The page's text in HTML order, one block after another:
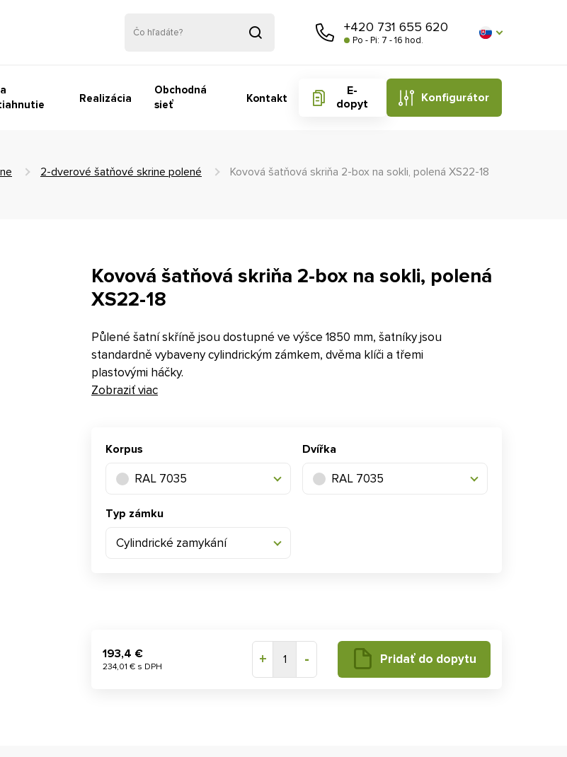
+420 731 655 620
Po - Pi: 7 - 16 hod.
Realizácia
Obchodná
sieť
Kontakt
E-
dopyt
Konfigurátor
2-dverové šatňové skrine polené Kovová šatňová skriňa 2-box na sokli, polená XS22-18
Kovová šatňová skriňa 2-box na sokli, polená
XS22-18
Půlené šatní skříně jsou dostupné ve výšce 1850 mm, šatníky jsou
standardně vybaveny cylindrickým zámkem, dvěma klíči a třemi
plastovými háčky.
Zobraziť viac
Korpus
RAL 7035
Dvířka
RAL 7035
Typ zámku
Cylindrické zamykání
193,4 €
234,01 € s DPH + 1 - Pridať do dopytu